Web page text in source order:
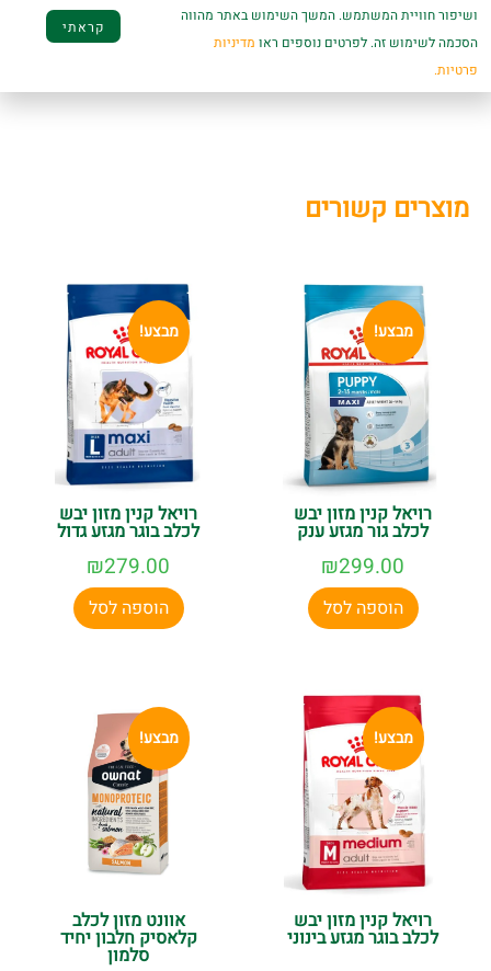
המזון לא מכיל חומרים משמרים חומרי טעם וריח מלאכותיים דגנים ללא
ערך תזונתי כגון תירס חיטה ו/ או סויה
קישור לעמוד המוצר באתר היצרן
מוצרים קשורים
מבצע!
רויאל קנין מזון יבש
לכלב גור מגזע ענק
₪299.00
הוספה לסל
מבצע!
רויאל קנין מזון יבש
לכלב בוגר מגזע גדול
₪279.00
הוספה לסל
מבצע!
רויאל קנין מזון יבש
לכלב בוגר מגזע בינוני
מבצע!
אוונט מזון לכלב
קלאסיק חלבון יחיד
סלמון
ושיפור חוויית המשתמש. המשך השימוש באתר מהווה
הסכמה לשימוש זה. לפרטים נוספים ראו מדיניות
פרטיות.
קראתי